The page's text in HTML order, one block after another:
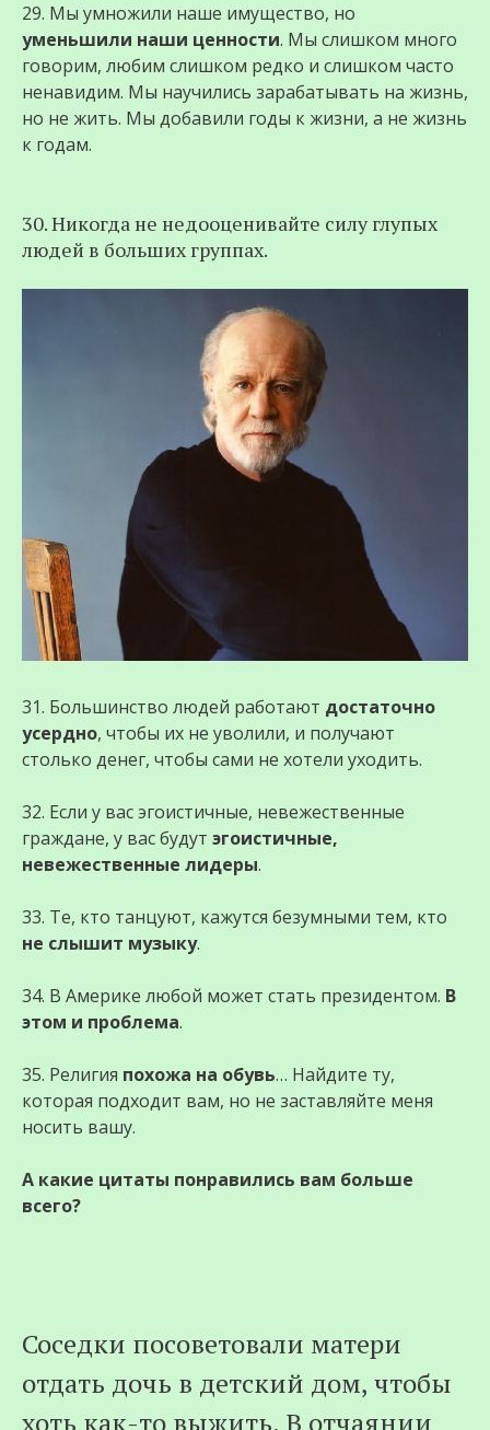
29. Мы умножили наше имущество, но
уменьшили наши ценности. Мы слишком много
говорим, любим слишком редко и слишком часто
ненавидим. Мы научились зарабатывать на жизнь,
но не жить. Мы добавили годы к жизни, а не жизнь
к годам.
30. Никогда не недооценивайте силу глупых
людей в больших группах.
31. Большинство людей работают достаточно
усердно, чтобы их не уволили, и получают
столько денег, чтобы сами не хотели уходить.
32. Если у вас эгоистичные, невежественные
граждане, у вас будут эгоистичные,
невежественные лидеры.
33. Те, кто танцуют, кажутся безумными тем, кто
не слышит музыку.
34. В Америке любой может стать президентом. В
этом и проблема.
35. Религия похожа на обувь… Найдите ту,
которая подходит вам, но не заставляйте меня
носить вашу.
А какие цитаты понравились вам больше
всего?
Соседки посоветовали матери
отдать дочь в детский дом, чтобы
хоть как-то выжить. В отчаянии